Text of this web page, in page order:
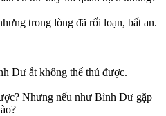
trong lòng đã rối loạn, bất an.
Dư ắt không thể thủ được.
Nhưng nếu như Bình Dư gặp